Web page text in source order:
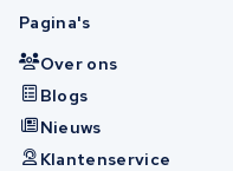
Pagina's
Over ons
Blogs
Nieuws
Klantenservice